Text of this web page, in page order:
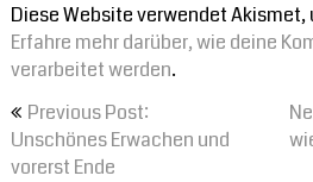
Diese Website verwendet Akismet,
Erfahre mehr darüber, wie deine
verarbeitet werden.
Beitragsnavigation
Previous Post:
Unschönes Erwachen und
vorerst Ende